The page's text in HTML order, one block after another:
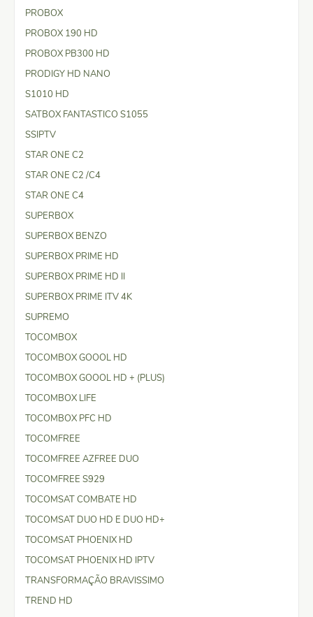
PROBOX
PROBOX 190 HD
PROBOX PB300 HD
PRODIGY HD NANO
S1010 HD
SATBOX FANTASTICO S1055
SSIPTV
STAR ONE C2
STAR ONE C2 /C4
STAR ONE C4
SUPERBOX
SUPERBOX BENZO
SUPERBOX PRIME HD
SUPERBOX PRIME HD II
SUPERBOX PRIME ITV 4K
SUPREMO
TOCOMBOX
TOCOMBOX GOOOL HD
TOCOMBOX GOOOL HD + (PLUS)
TOCOMBOX LIFE
TOCOMBOX PFC HD
TOCOMFREE
TOCOMFREE AZFREE DUO
TOCOMFREE S929
TOCOMSAT COMBATE HD
TOCOMSAT DUO HD E DUO HD+
TOCOMSAT PHOENIX HD
TOCOMSAT PHOENIX HD IPTV
TRANSFORMAÇÃO BRAVISSIMO
TREND HD